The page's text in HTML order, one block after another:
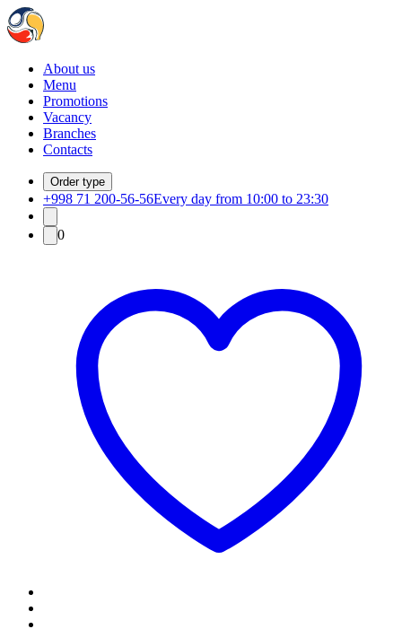
About us
Menu
Promotions
Vacancy
Branches
Contacts
Order type
+998 71 200-56-56Every day from 10:00 to 23:30
0